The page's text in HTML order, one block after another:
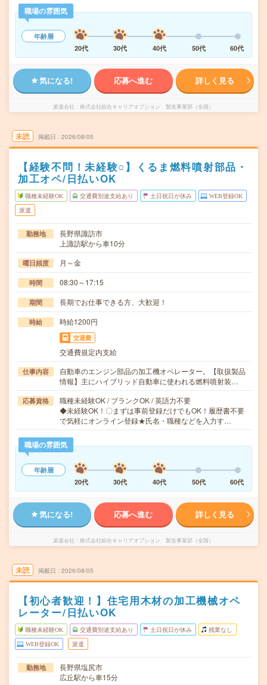
職場の雰囲気
年齢層
20代
30代 40代 50代 60代
気になる! 応募へ進む 詳しく見る
派遣会社 株式会社綜合キャリアオプション 製造事業部（全国）
未読 掲載日 2026/08/05
【経験不問！未経験○】くるま燃料噴射部品・
加工オペ/日払いOK
職種未経験OK 交通費別途支給あり 土日祝日が休み WEB登録OK
派遣
勤務地
長野県諏訪市
上諏訪駅から車10分
曜日頻度 月～金
時間 08:30～17:15
期間 長期でお仕事できる方、大歓迎！
時給 時給1200円
交通費
交通費規定内支給
仕事内容
自動車のエンジン部品の加工機オペレーター。【取扱製品
情報】主にハイブリッド自動車に使われる燃料噴射装…
応募資格
職種未経験OK / ブランクOK / 英語力不要
◆未経験OK！〇まずは事前登録だけでもOK！履歴書不要
で気軽にオンライン登録★氏名・職種などを入力す…
職場の雰囲気
年齢層
20代
30代 40代 50代 60代
気になる! 応募へ進む 詳しく見る
派遣会社 株式会社綜合キャリアオプション 製造事業部（全国）
未読 掲載日 2026/08/05
【初心者歓迎！】住宅用木材の加工機械オペ
レーター/日払いOK
職種未経験OK 交通費別途支給あり 土日祝日が休み 残業なし
WEB登録OK 派遣
勤務地
長野県塩尻市
広丘駅から車15分